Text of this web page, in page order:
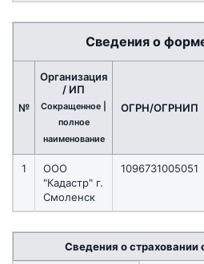
Сведения о
№
Организация
/ ИП
Сокращенное |
полное
наименование
ОГРН/ОГРНИП
1
ООО
"Кадастр" г.
Смоленск
1096731005051
Сведения о страховании